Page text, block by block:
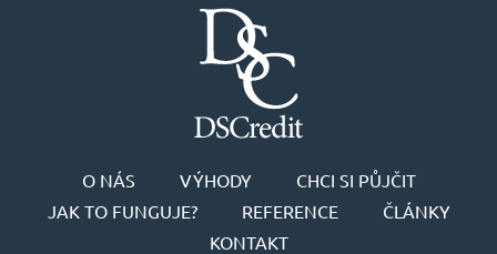
O NÁS VÝHODY
CHCI SI PŮJČIT
JAK TO FUNGUJE?
REFERENCE
ČLÁNKY
KONTAKT